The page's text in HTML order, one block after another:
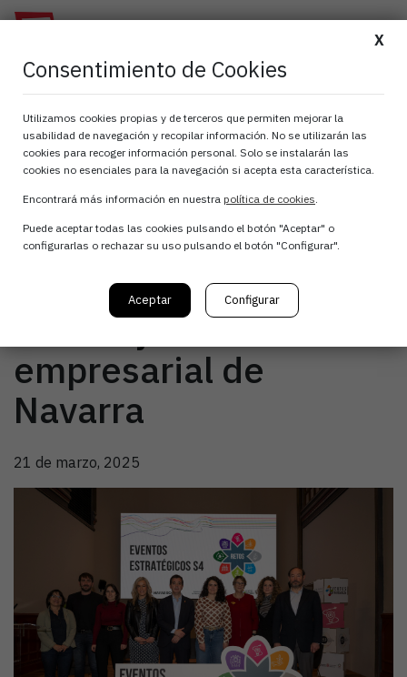
El uso ético y práctico
de la IA centra el
primer
#EventoEstratégicoS4
para fomentar el I+D+i
en el tejido
empresarial de
Navarra
21 de marzo, 2025
X
Consentimiento de Cookies
Utilizamos cookies propias y de terceros que permiten mejorar la
usabilidad de navegación y recopilar información. No se utilizarán las
cookies para recoger información personal. Solo se instalarán las
cookies no esenciales para la navegación si acepta esta característica.
Encontrará más información en nuestra política de cookies.
Puede aceptar todas las cookies pulsando el botón "Aceptar" o
configurarlas o rechazar su uso pulsando el botón "Configurar".
Aceptar Configurar